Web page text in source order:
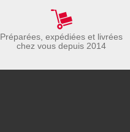
Préparées, expédiées et livrées
chez vous depuis 2014